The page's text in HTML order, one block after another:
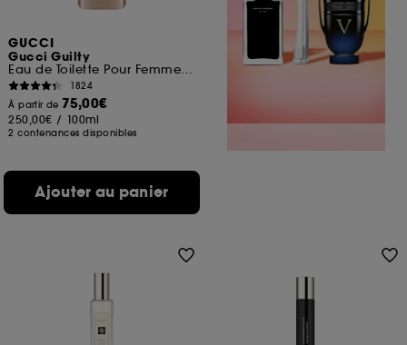
GUCCI
Gucci Guilty
Eau de Toilette Pour Femme Florale Ambrée
1824
À partir de 75,00€
250,00€ / 100ml
2 contenances disponibles
Ajouter au panier